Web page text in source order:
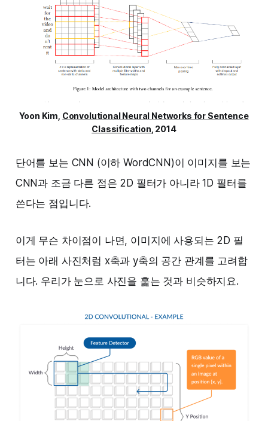
Yoon Kim, Convolutional Neural Networks for Sentence
Classification , 2014
단어를 보는 CNN (이하 WordCNN)이 이미지를 보는
CNN과 조금 다른 점은 2D 필터가 아니라 1D 필터를
쓴다는 점입니다.
이게 무슨 차이점이 나면, 이미지에 사용되는 2D 필
터는 아래 사진처럼 x축과 y축의 공간 관계를 고려합
니다. 우리가 눈으로 사진을 훑는 것과 비슷하지요.